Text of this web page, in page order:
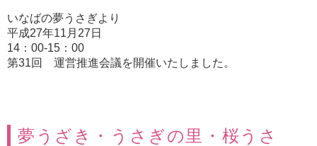
いなばの夢うさぎより
平成27年11月27日
14：00-15：00
第31回 運営推進会議を開催いたしました。
夢うざき・うさぎの里・桜うさ